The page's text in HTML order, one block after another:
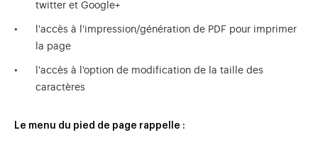
twitter et Google+
l'accès à l'impression/génération de PDF pour imprimer
la page
l'accès à l'option de modification de la taille des
caractères
Le menu du pied de page rappelle :